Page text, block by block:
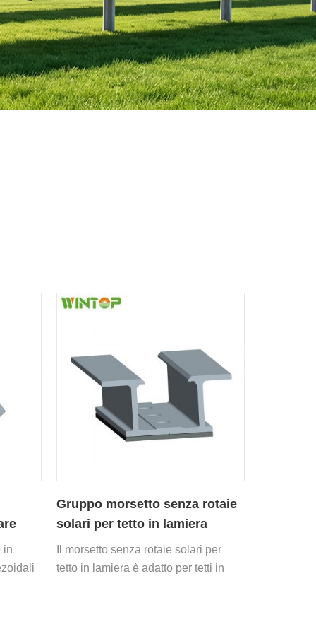
in
Gruppo morsetto senza rotaie
solari per tetto in lamiera
Il morsetto senza rotaie solari per
tetto in lamiera è adatto per tetti in